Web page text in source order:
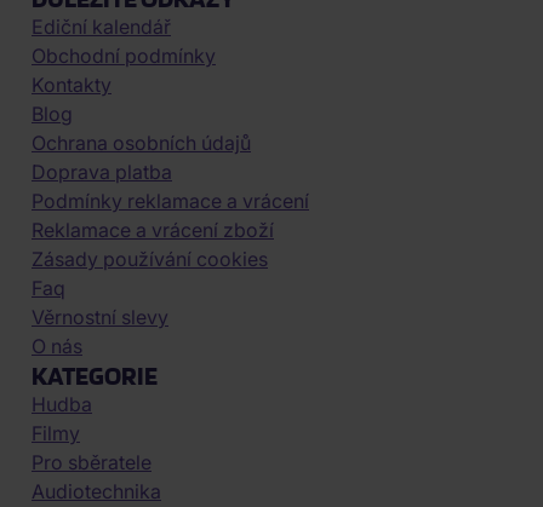
Ediční kalendář
Obchodní podmínky
Kontakty
Blog
Ochrana osobních údajů
Doprava platba
Podmínky reklamace a vrácení
Reklamace a vrácení zboží
Zásady používání cookies
Faq
Věrnostní slevy
O nás
KATEGORIE
Hudba
Filmy
Pro sběratele
Audiotechnika